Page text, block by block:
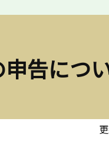
告につ